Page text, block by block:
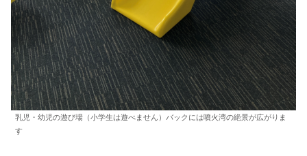
乳児・幼児の遊び場（小学生は遊べません）バックには噴火湾の絶景が広がりま
す